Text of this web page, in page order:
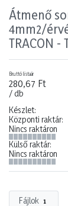
Átmenő
4mm2/
TRACON -
Bruttó listaár
280,67 Ft
/ db
Készlet:
Központi raktár:
Nincs raktáron
Külső raktár:
Nincs raktáron
Fájlok 1